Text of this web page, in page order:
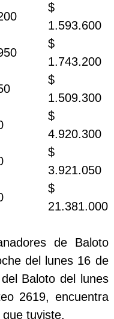
$
1.593.600
$
1.743.200
$
1.509.300
$
4.920.300
$
3.921.050
$
21.381.000
de Baloto
del lunes 16 de
Baloto del lunes
2619, encuentra
tuviste.